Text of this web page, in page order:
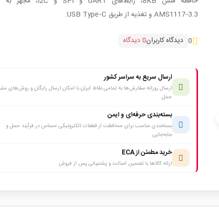
AMS1117‑3.3 و تغذیه از طریق USB Type‑C.
0 دیدگاه کاربران0 دیدگاه
ارسال سریع به سراسر کشور
ارسال روزانه سفارش‌ها به تمامی نقاط ایران با امکان ارسال رایگان و روش‌های
حمل
بسته‌بندی حرفه‌ای و ایمن
بسته‌بندی مناسب برای محافظت از قطعات الکترونیکی حساس در فرآیند حمل و
جابه‌جایی
خرید مطمئن از ECA
ارائه کالاها با تضمین اصالت و پشتیبانی پس از فروش